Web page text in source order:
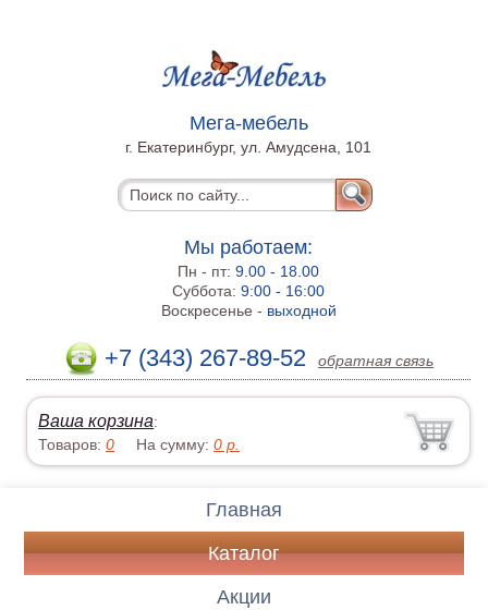
Мега-мебель
г. Екатеринбург, ул. Амудсена, 101
Мы работаем:
Пн - пт:9.00 - 18.00
Суббота:9:00 - 16:00
Воскресенье - выходной
+7 (343) 267-89-52 обратная связь
Ваша корзина:
Товаров:0 На сумму:0 р.
Главная
Каталог
Акции